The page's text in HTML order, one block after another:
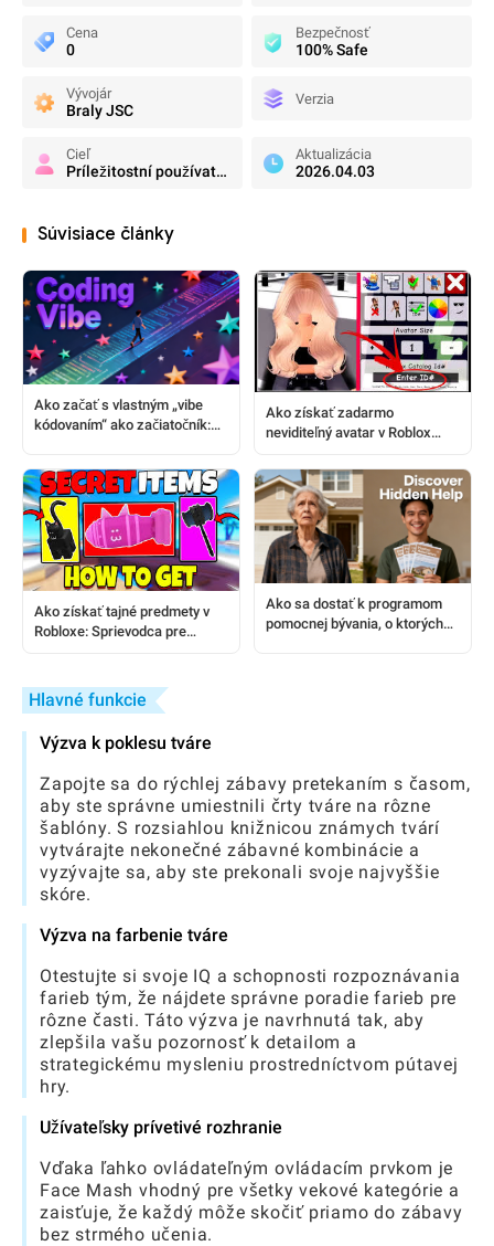
Cena
0
Bezpečnosť
100% Safe
Vývojár
Braly JSC
Verzia
Cieľ
Príležitostní používatelia
Aktualizácia
2026.04.03
Súvisiace články
Ako začať s vlastným „vibe
kódovaním“ ako začiatočník:
Ako získať zadarmo
neviditeľný avatar v Roblox
kódov
Ako získať tajné predmety v
Robloxe: Sprievodca pre
Ako sa dostať k programom
pomocnej bývania, o ktorých
Hlavné funkcie
Výzva k poklesu tváre
Zapojte sa do rýchlej zábavy pretekaním s časom,
aby ste správne umiestnili črty tváre na rôzne
šablóny. S rozsiahlou knižnicou známych tvárí
vytvárajte nekonečné zábavné kombinácie a
vyzývajte sa, aby ste prekonali svoje najvyššie
skóre.
Výzva na farbenie tváre
Otestujte si svoje IQ a schopnosti rozpoznávania
farieb tým, že nájdete správne poradie farieb pre
rôzne časti. Táto výzva je navrhnutá tak, aby
zlepšila vašu pozornosť k detailom a
strategickému mysleniu prostredníctvom pútavej
hry.
Užívateľsky prívetivé rozhranie
Vďaka ľahko ovládateľným ovládacím prvkom je
Face Mash vhodný pre všetky vekové kategórie a
zaisťuje, že každý môže skočiť priamo do zábavy
bez strmého učenia.